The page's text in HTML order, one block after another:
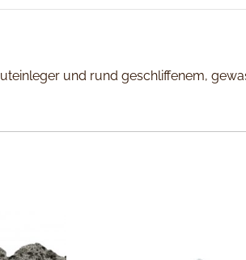
und rund geschliffenem,